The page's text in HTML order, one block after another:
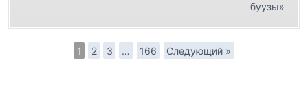
буузы»
1 2 3 … 166 Следующий »